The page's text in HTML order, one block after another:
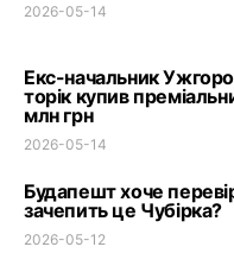
2026-05-14
Екс-начальник
торік купив
млн грн
2026-05-14
Будапешт хоче
зачепить це Чубірка?
2026-05-12